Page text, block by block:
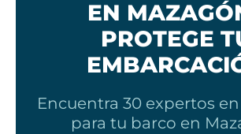
EN
PROTEGE
Encuentra 30 expertos
para tu barco en